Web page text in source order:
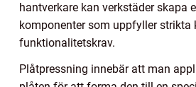
hantverkare kan verkstäder skapa
komponenter som uppfyller strikta
funktionalitetskrav.
Plåtpressning innebär att man